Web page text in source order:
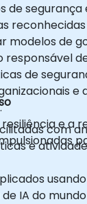
de segurança
modelos de
de
e
e a
com
e
IA do